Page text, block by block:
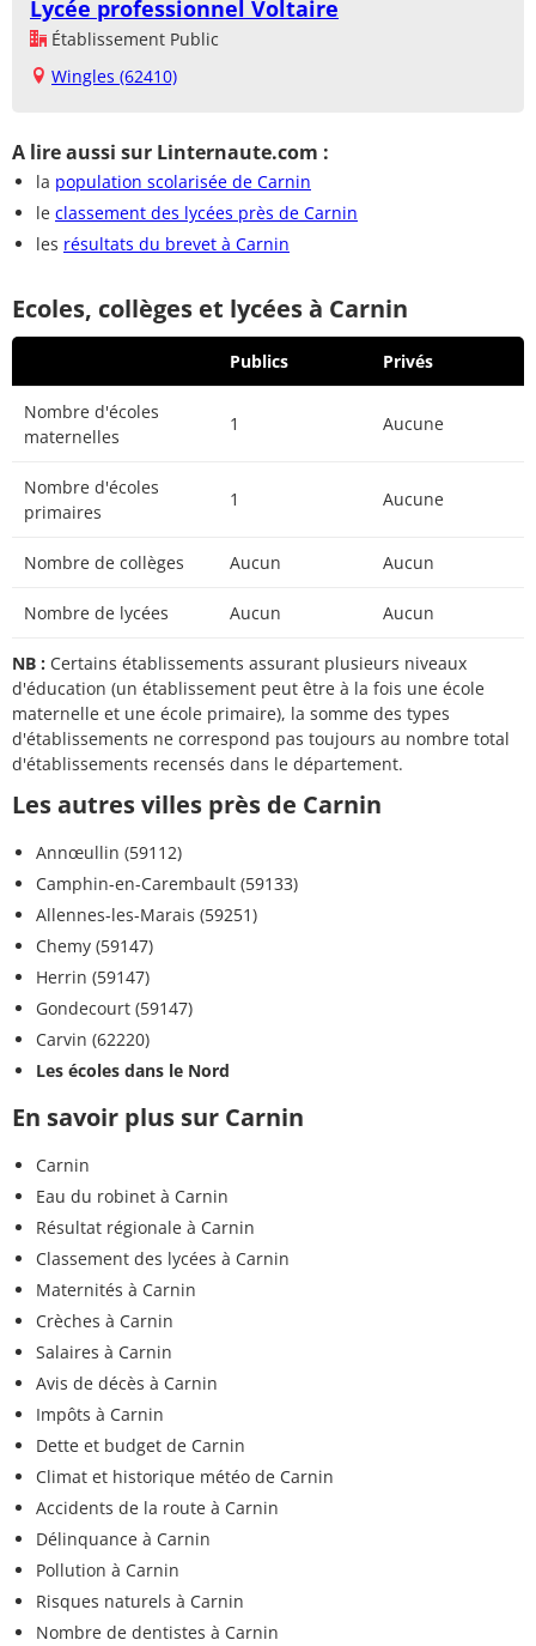
Lycée professionnel Voltaire
Établissement Public
Wingles (62410)
A lire aussi sur Linternaute.com :
la population scolarisée de Carnin
le classement des lycées près de Carnin
les résultats du brevet à Carnin
Ecoles, collèges et lycées à Carnin
Publics Privés
Nombre d'écoles
maternelles
1 Aucune
Nombre d'écoles
primaires
1 Aucune
Nombre de collèges Aucun Aucun
Nombre de lycées Aucun Aucun
NB : Certains établissements assurant plusieurs niveaux
d'éducation (un établissement peut être à la fois une école
maternelle et une école primaire), la somme des types
d'établissements ne correspond pas toujours au nombre total
d'établissements recensés dans le département.
Les autres villes près de Carnin
Annœullin (59112)
Camphin-en-Carembault (59133)
Allennes-les-Marais (59251)
Chemy (59147)
Herrin (59147)
Gondecourt (59147)
Carvin (62220)
Les écoles dans le Nord
En savoir plus sur Carnin
Carnin
Eau du robinet à Carnin
Résultat régionale à Carnin
Classement des lycées à Carnin
Maternités à Carnin
Crèches à Carnin
Salaires à Carnin
Avis de décès à Carnin
Impôts à Carnin
Dette et budget de Carnin
Climat et historique météo de Carnin
Accidents de la route à Carnin
Délinquance à Carnin
Pollution à Carnin
Risques naturels à Carnin
Nombre de dentistes à Carnin